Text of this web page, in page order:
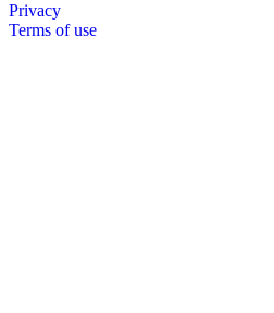
Privacy
Terms of use